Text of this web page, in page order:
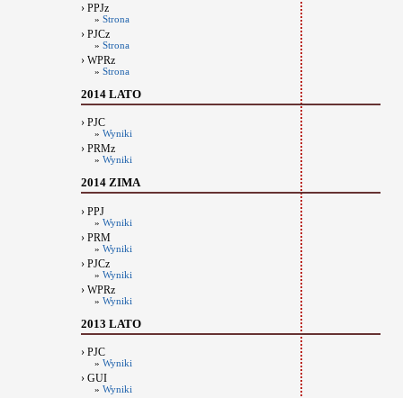
› PPJz
» Strona
› PJCz
» Strona
› WPRz
» Strona
2014 LATO
› PJC
» Wyniki
› PRMz
» Wyniki
2014 ZIMA
› PPJ
» Wyniki
› PRM
» Wyniki
› PJCz
» Wyniki
› WPRz
» Wyniki
2013 LATO
› PJC
» Wyniki
› GUI
» Wyniki